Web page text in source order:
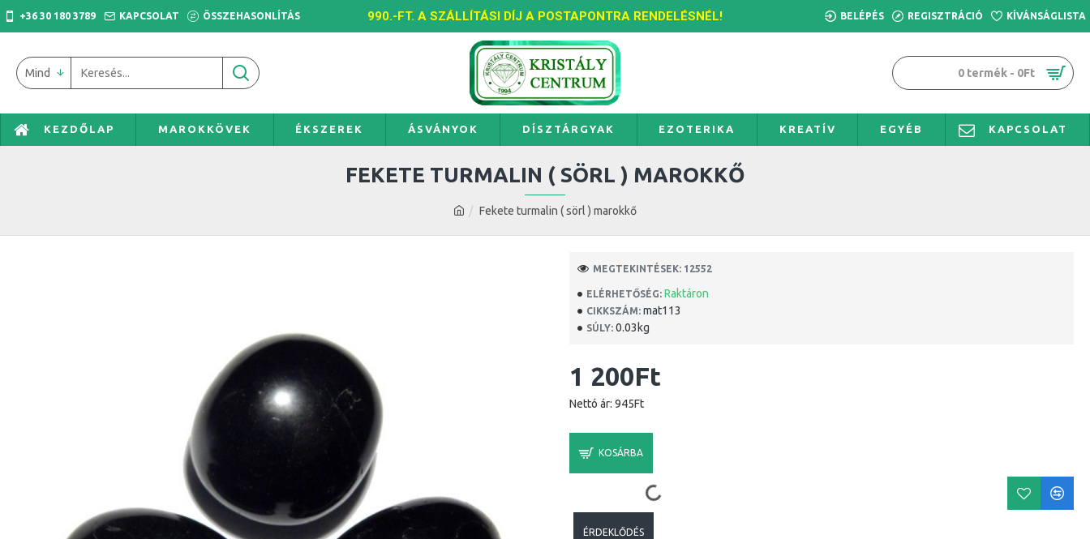
+36 30 180 3789 KAPCSOLAT ÖSSZEHASONLÍTÁS 990.-FT. A SZÁLLÍTÁSI DÍJ A POSTAPONTRA RENDELÉSNÉL! BELÉPÉS REGISZTRÁCIÓ KÍVÁNSÁGLISTA
Mind 0 termék - 0Ft
KEZDŐLAP MAROKKÖVEK ÉKSZEREK ÁSVÁNYOK DÍSZTÁRGYAK EZOTERIKA KREATÍV EGYÉB KAPCSOLAT
Fekete turmalin ( sörl ) marokkő
FEKETE TURMALIN ( SÖRL ) MAROKKŐ
ELÉRHETŐSÉG: Raktáron
CIKKSZÁM: mat113
SÚLY: 0.03kg
MEGTEKINTÉSEK: 12552
1 200Ft
Nettó ár: 945Ft
KOSÁRBA
ÉRDEKLŐDÉS